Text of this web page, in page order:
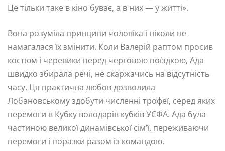
Це тільки таке в кіно буває, а в них — у житті».
Вона розуміла принципи чоловіка і ніколи не
намагалася їх змінити. Коли Валерій раптом просив
костюм і черевики перед черговою поїздкою, Ада
швидко збирала речі, не скаржачись на відсутність
часу. Ця практична любов дозволила
Лобановському здобути численні трофеї, серед яких
перемоги в Кубку володарів кубків УЄФА. Ада була
частиною великої динамівської сім’ї, переживаючи
перемоги і поразки разом із командою.